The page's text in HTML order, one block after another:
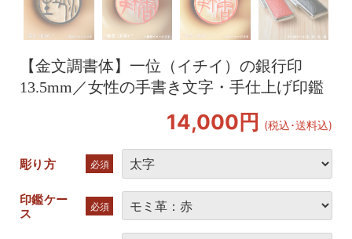
【金文調書体】一位（イチイ）の銀行印
13.5mm／女性の手書き文字・手仕上げ印鑑
14,000円 (税込･送料込)
彫り方 必須
印鑑ケー
ス
必須